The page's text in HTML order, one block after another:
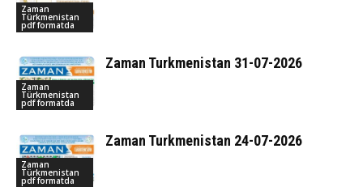
Zaman
Türkmenistan
pdf formatda
Zaman
Türkmenistan
pdf formatda
Zaman Turkmenistan 31-07-2026
Zaman
Türkmenistan
pdf formatda
Zaman Turkmenistan 24-07-2026